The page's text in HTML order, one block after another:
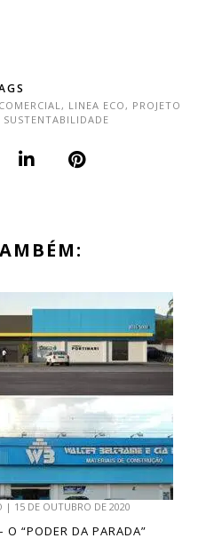
, LINEA ECO , PROJETO
SUSTENTABILIDADE
| 15 DE OUTUBRO DE 2020
O “PODER DA PARADA”